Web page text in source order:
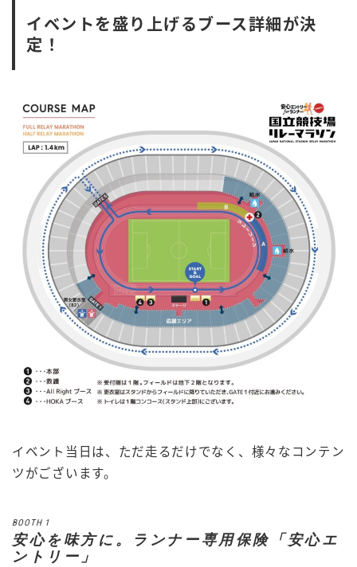
イベントを盛り上げるブース詳細が決
定！
イベント当日は、ただ走るだけでなく、様々なコンテン
ツがございます。
BOOTH 1
安心を味方に。ランナー専用保険「安心エ
ントリー」